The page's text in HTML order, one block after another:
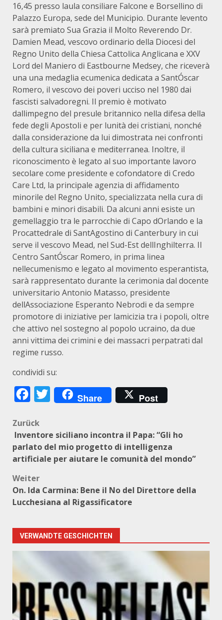
16,45 presso laula consiliare Falcone e Borsellino di
Palazzo Europa, sede del Municipio. Durante levento
sarà premiato Sua Grazia il Molto Reverendo Dr.
Damien Mead, vescovo ordinario della Diocesi del
Regno Unito della Chiesa Cattolica Anglicana e XXV
Lord del Maniero di Eastbourne Medsey, che riceverà
una una medaglia ecumenica dedicata a SantÓscar
Romero, il vescovo dei poveri ucciso nel 1980 dai
fascisti salvadoregni. Il premio è motivato
dallimpegno del presule britannico nella difesa della
fede degli Apostoli e per lunità dei cristiani, nonché
dalla considerazione da lui dimostrata nei confronti
della cultura siciliana e mediterranea. Inoltre, il
riconoscimento è legato al suo importante lavoro
secolare come presidente e cofondatore di Credo
Care Ltd, la principale agenzia di affidamento
minorile del Regno Unito, specializzata nella cura di
bambini e minori disabili. Da alcuni anni esiste un
gemellaggio tra le parrocchie di Capo dOrlando e la
Procattedrale di SantAgostino di Canterbury in cui
serve il vescovo Mead, nel Sud-Est dellInghilterra. Il
Centro SantÓscar Romero, in prima linea
nellecumenismo e legato al movimento esperantista,
sarà rappresentato durante la cerimonia dal docente
universitario Antonio Matasso, presidente
dellAssociazione Esperanto Nebrodi e da sempre
promotore di iniziative per lamicizia tra i popoli, oltre
che attivo nel sostegno al popolo ucraino, da due
anni vittima dei crimini e dei massacri perpatrati dal
regime russo.
condividi su:
Facebook
Twitter
Share Post
Beitragsnavigation
Zurück
Inventore siciliano incontra il Papa: “Gli ho
parlato del mio progetto di intelligenza
artificiale per aiutare le comunità del mondo”
Weiter
On. Ida Carmina: Bene il No del Direttore della
Lucchesiana al Rigassificatore
VERWANDTE GESCHICHTEN